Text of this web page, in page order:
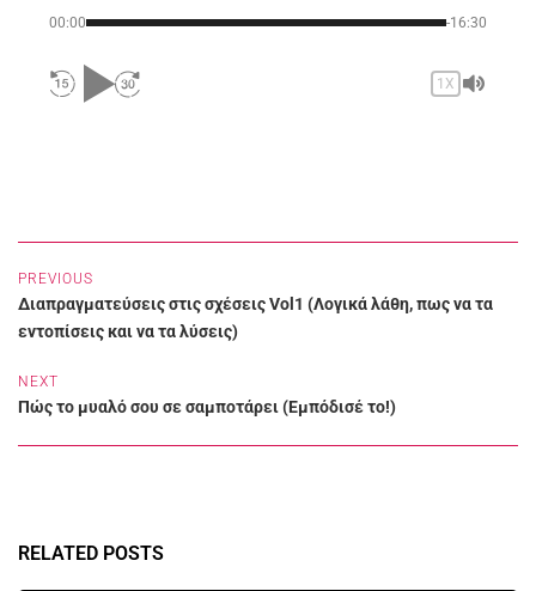
00:00 -16:30
1X
PREVIOUS
Διαπραγματεύσεις στις σχέσεις Vol1 (Λογικά λάθη, πως να τα
εντοπίσεις και να τα λύσεις)
NEXT
Πώς το μυαλό σου σε σαμποτάρει (Εμπόδισέ το!)
RELATED POSTS